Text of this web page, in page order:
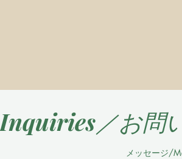
Inquiries／お問
メッセージ/